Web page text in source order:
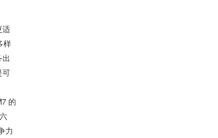
适
样
可
的
力